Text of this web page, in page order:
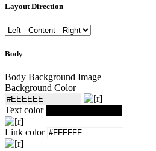
Layout Direction
Body
Body Background Image
Background Color
Text color
Link color